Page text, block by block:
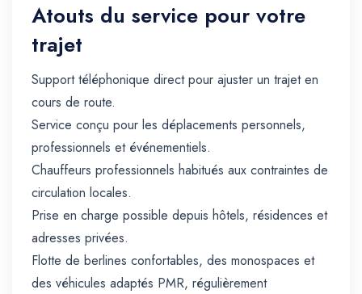
Atouts du service pour votre
trajet
Support téléphonique direct pour ajuster un trajet en
cours de route.
Service conçu pour les déplacements personnels,
professionnels et événementiels.
Chauffeurs professionnels habitués aux contraintes de
circulation locales.
Prise en charge possible depuis hôtels, résidences et
adresses privées.
Flotte de berlines confortables, des monospaces et
des véhicules adaptés PMR, régulièrement